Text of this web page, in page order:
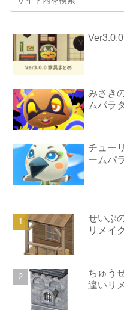
みさき
ムパラ
チュー
ームパ
せいぶ
リメイク
ちゅう
違いリ